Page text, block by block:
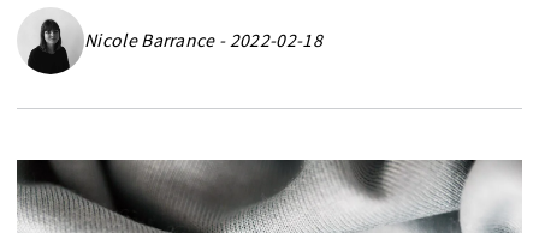
Nicole Barrance - 2022-02-18